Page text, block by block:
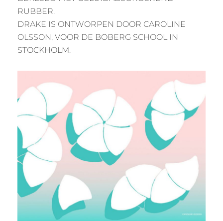
RUBBER.
DRAKE IS ONTWORPEN DOOR CAROLINE
OLSSON, VOOR DE BOBERG SCHOOL IN
STOCKHOLM.